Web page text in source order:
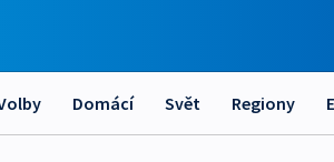
Domácí Svět Regiony